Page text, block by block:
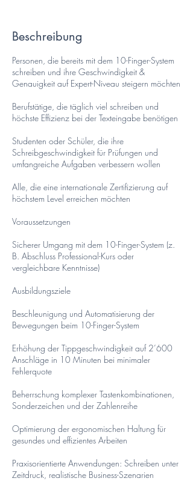
Beschreibung
Personen, die bereits mit dem 10-Finger-System
schreiben und ihre Geschwindigkeit &
Genauigkeit auf Expert-Niveau steigern möchten
Berufstätige, die täglich viel schreiben und
höchste Effizienz bei der Texteingabe benötigen
Studenten oder Schüler, die ihre
Schreibgeschwindigkeit für Prüfungen und
umfangreiche Aufgaben verbessern wollen
Alle, die eine internationale Zertifizierung auf
höchstem Level erreichen möchten
Voraussetzungen
Sicherer Umgang mit dem 10-Finger-System (z.
B. Abschluss Professional-Kurs oder
vergleichbare Kenntnisse)
Ausbildungsziele
Beschleunigung und Automatisierung der
Bewegungen beim 10-Finger-System
Erhöhung der Tippgeschwindigkeit auf 2’600
Anschläge in 10 Minuten bei minimaler
Fehlerquote
Beherrschung komplexer Tastenkombinationen,
Sonderzeichen und der Zahlenreihe
Optimierung der ergonomischen Haltung für
gesundes und effizientes Arbeiten
Praxisorientierte Anwendungen: Schreiben unter
Zeitdruck, realistische Business-Szenarien